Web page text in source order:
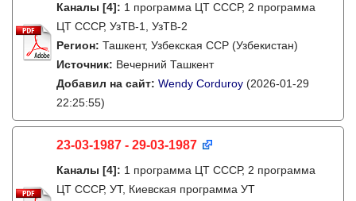
Каналы [4]: 1 программа ЦТ СССР, 2 программа
ЦТ СССР, УзТВ-1, УзТВ-2
Регион: Ташкент, Узбекская ССР (Узбекистан)
Источник: Вечерний Ташкент
Добавил на сайт: Wendy Corduroy (2026-01-29
22:25:55)
23-03-1987 - 29-03-1987
Каналы [4]: 1 программа ЦТ СССР, 2 программа
ЦТ СССР, УТ, Киевская программа УТ